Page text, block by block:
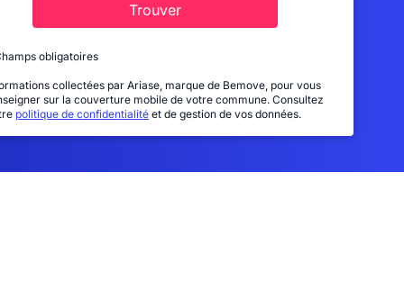
Trouver
obligatoires
collectées par Ariase, marque de Bemove, pour vous
sur la couverture mobile de votre commune. Consultez
politique de confidentialité et de gestion de vos données.